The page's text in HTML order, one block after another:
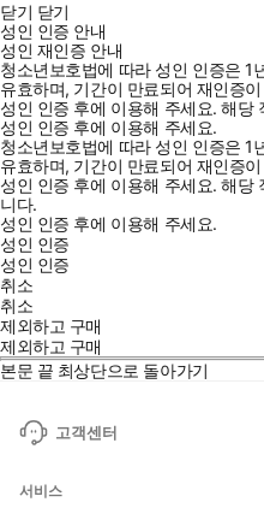
닫기 닫기
성인 인증 안내
성인 재인증 안내
청소년보호법에 따라 성인 인증은 1
유효하며, 기간이 만료되어 재인증
성인 인증 후에 이용해 주세요.해당
성인 인증 후에 이용해 주세요.
청소년보호법에 따라 성인 인증은 1
유효하며, 기간이 만료되어 재인증
성인 인증 후에 이용해 주세요.해당
니다.
성인 인증 후에 이용해 주세요.
성인 인증
성인 인증
취소
취소
제외하고 구매
제외하고 구매
본문 끝 최상단으로 돌아가기
고객센터
서비스